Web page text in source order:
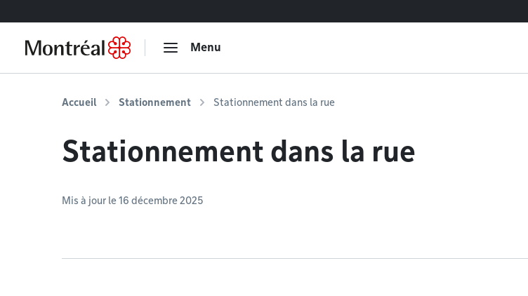
Menu
Accueil Stationnement Stationnement dans la rue
Stationnement dans la rue
Mis à jour le 16 décembre 2025